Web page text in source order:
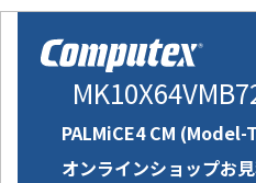
PALMiCE4 CM (Model-
オンラインショップお